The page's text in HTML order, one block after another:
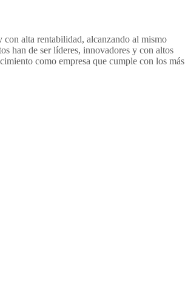
con alta rentabilidad, alcanzando al mismo
han de ser líderes, innovadores y con altos
como empresa que cumple con los más